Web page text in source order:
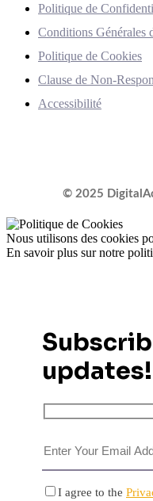
Politique de
Conditions Générales
Politique de Cookies
Clause de Non-
Accessibilité
© 2025
Nous utilisons des cookies
En savoir plus sur notre
updates!
I agree to the